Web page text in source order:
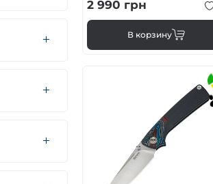
2 990 грн
В корзину